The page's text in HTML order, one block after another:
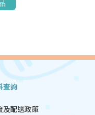
查詢
及配送政策